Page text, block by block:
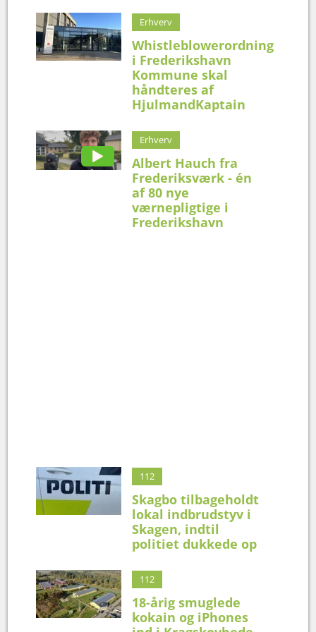
Erhverv
Whistleblowerordning
i Frederikshavn
Kommune skal
håndteres af
HjulmandKaptain
Erhverv
Albert Hauch fra
Frederiksværk - én
af 80 nye
værnepligtige i
Frederikshavn
112
Skagbo tilbageholdt
lokal indbrudstyv i
Skagen, indtil
politiet dukkede op
112
18-årig smuglede
kokain og iPhones